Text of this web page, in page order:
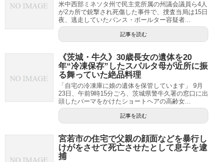
米中西部ミネソタ州で民主党所属の州議会議員ら4人
が2カ所で銃撃され死傷した事件で、捜査当局は15日
夜、逃走していたバンス・ボールター容疑者...
記事を読む
《茨城・牛久》30歳長女の遺体を20
年“冷凍保存”したスパルタ母が近所に振
る舞っていた絶品料理
「自宅の冷凍庫に娘の遺体を保管しています」 9月
23日、午前9時15分ごろ、茨城県警牛久署の窓口に出
頭したパーマをかけたショートヘアの高齢女...
記事を読む
宮若市の住宅で父親の顔面などを暴行し
けがをさせて死亡させたとして息子を逮
捕